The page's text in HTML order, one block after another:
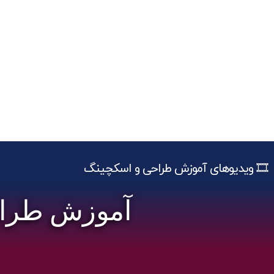
🎞️ ویدیوهای آموزش طراحی و اسکچینگ
آموزش